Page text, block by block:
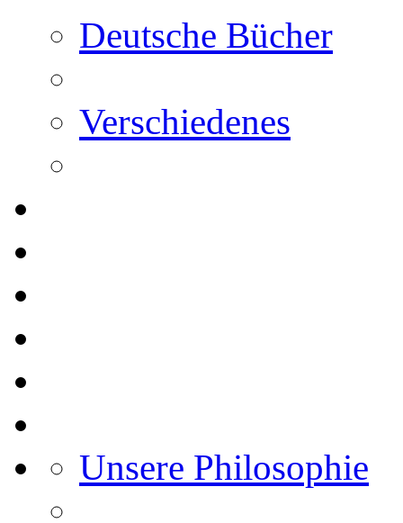
Deutsche Bücher
Verschiedenes
Unsere Philosophie